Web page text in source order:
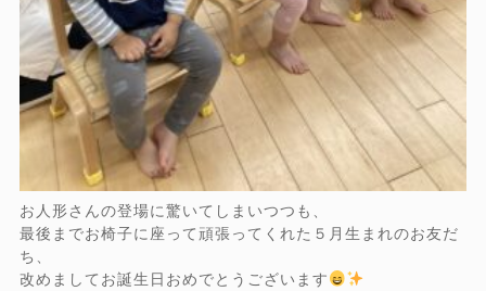
お人形さんの登場に驚いてしまいつつも、
最後までお椅子に座って頑張ってくれた５月生まれのお友だ
ち、
改めましてお誕生日おめでとうございます